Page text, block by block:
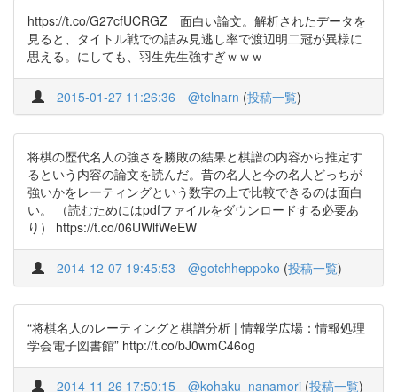
https://t.co/G27cfUCRGZ 面白い論文。解析されたデータを
見ると、タイトル戦での詰み見逃し率で渡辺明二冠が異様に
思える。にしても、羽生先生強すぎｗｗｗ
2015-01-27 11:26:36 @telnarn (投稿一覧)
将棋の歴代名人の強さを勝敗の結果と棋譜の内容から推定す
るという内容の論文を読んだ。昔の名人と今の名人どっちが
強いかをレーティングという数字の上で比較できるのは面白
い。 （読むためにはpdfファイルをダウンロードする必要あ
り） https://t.co/06UWlfWeEW
2014-12-07 19:45:53 @gotchheppoko (投稿一覧)
“将棋名人のレーティングと棋譜分析 | 情報学広場：情報処理
学会電子図書館” http://t.co/bJ0wmC46og
2014-11-26 17:50:15 @kohaku_nanamori (投稿一覧)